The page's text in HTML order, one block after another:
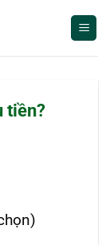
tiền?